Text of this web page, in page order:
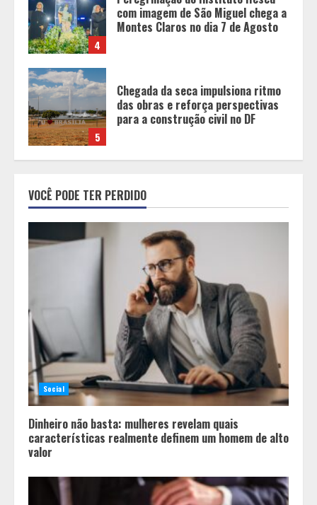
4
com imagem de São Miguel chega a
Montes Claros no dia 7 de Agosto
5
Chegada da seca impulsiona ritmo
das obras e reforça perspectivas
para a construção civil no DF
revelam quais características
realmente definem um homem de
alto valor
Cenário político em Minas Gerais é
redesenhado após mudanças de
alianças e movimentações p-
artidárias
O legado de um pai
com imagem de São Miguel chega a
Montes Claros no dia 7 de Agosto
VOCÊ PODE TER PERDIDO
Social
Dinheiro não basta: mulheres revelam quais
características realmente definem um homem de alto
valor